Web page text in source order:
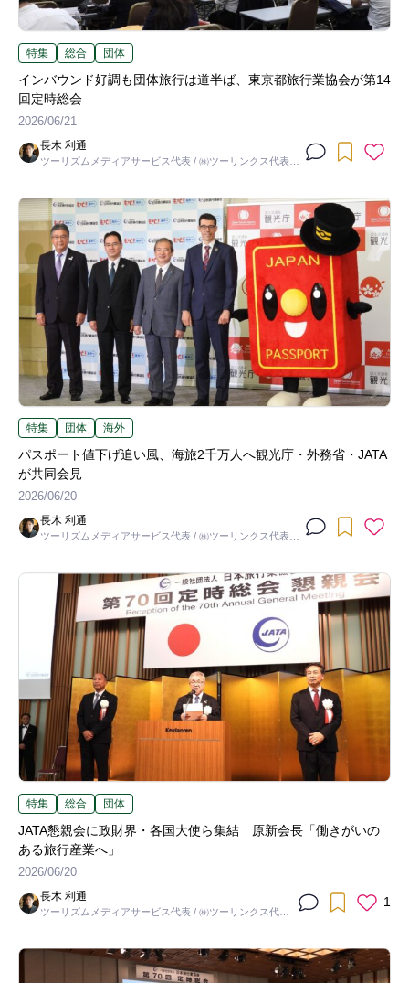
特集 総合 団体
インバウンド好調も団体旅行は道半ば、東京都旅行業協会が第14
回定時総会
2026/06/21
長木 利通
ツーリズムメディアサービス代表 / ㈱ツーリンクス代表取
特集 団体 海外
パスポート値下げ追い風、海旅2千万人へ観光庁・外務省・JATA
が共同会見
2026/06/20
長木 利通
ツーリズムメディアサービス代表 / ㈱ツーリンクス代表取
特集 総合 団体
JATA懇親会に政財界・各国大使ら集結 原新会長「働きがいの
ある旅行産業へ」
2026/06/20
長木 利通
ツーリズムメディアサービス代表 / ㈱ツーリンクス代表
1